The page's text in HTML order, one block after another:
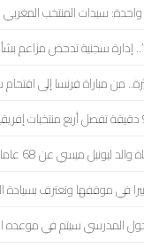
سيدات المنتخب المغربي
إدارة سجنية تدحض مزاعم
من مباراة فرنسا إلى اقتحام
ميسي عن 68 عاما بعد معاناة مع المرض
في موقفها وتعترف
المدرسي سیتم في